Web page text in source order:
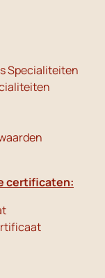
Specialiteiten
certificaten: